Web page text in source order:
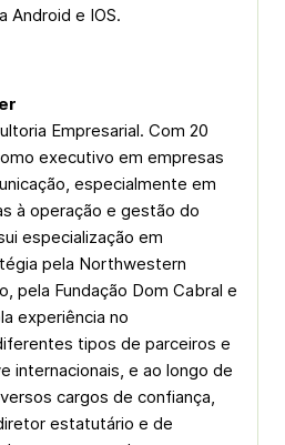
Android e IOS.
Empresarial. Com 20
executivo em empresas
especialmente em
à operação e gestão do
especialização em
pela Northwestern
pela Fundação Dom Cabral e
experiência no
tipos de parceiros e
internacionais, e ao longo de
cargos de confiança,
estatutário e de